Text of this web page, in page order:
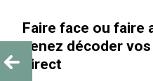
Faire face ou faire
venez décoder
direct